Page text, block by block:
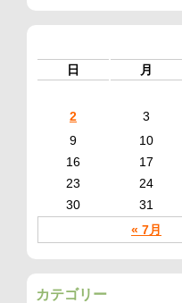
日 月
« 7月
2 3
9
10
16
17
23
24
30
31
カテゴリー